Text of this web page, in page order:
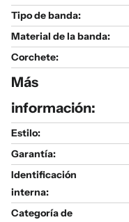
Tipo de banda:
Material de la banda:
Corchete:
Más
información:
Estilo:
Garantía:
Identificación
interna:
Categoría de